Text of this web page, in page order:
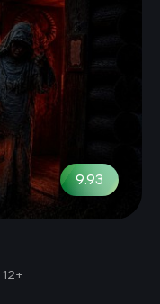
9.93
12+